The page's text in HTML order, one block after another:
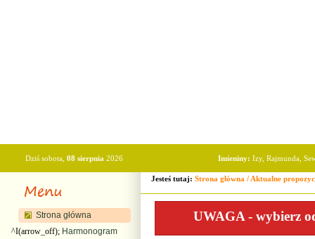
Dziś sobota, 08 sierpnia 2026 Imieniny: Izy, Rajmunda,
Strona główna
^I(arrow_off); Harmonogram
Jesteś tutaj: Strona główna / Aktualne
UWAGA - wybierz